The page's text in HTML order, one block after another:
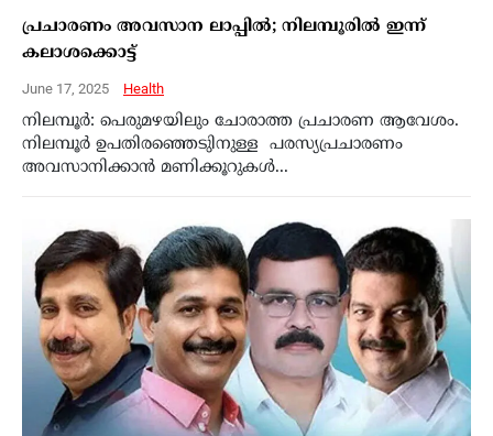
പ്രചാരണം അവസാന ലാപ്പില്‍; നിലമ്പൂരില്‍ ഇന്ന്
കലാശക്കൊട്ട്
June 17, 2025 Health
നിലമ്പൂര്‍: പെരുമഴയിലും ചോരാത്ത പ്രചാരണ ആവേശം.
നിലമ്പൂര്‍ ഉപതിരഞ്ഞെടുിനുള്ള പരസ്യപ്രചാരണം
അവസാനിക്കാന്‍ മണിക്കൂറുകള്‍...